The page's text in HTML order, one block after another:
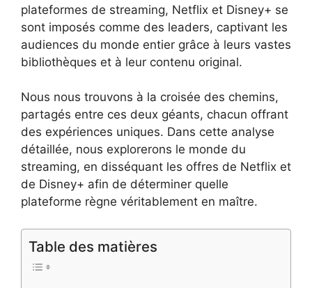
plateformes de streaming, Netflix et Disney+ se
sont imposés comme des leaders, captivant les
audiences du monde entier grâce à leurs vastes
bibliothèques et à leur contenu original.
Nous nous trouvons à la croisée des chemins,
partagés entre ces deux géants, chacun offrant
des expériences uniques. Dans cette analyse
détaillée, nous explorerons le monde du
streaming, en disséquant les offres de Netflix et
de Disney+ afin de déterminer quelle
plateforme règne véritablement en maître.
Table des matières